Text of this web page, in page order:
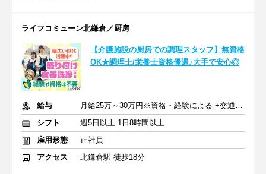
ライフコミューン北鎌倉／厨房
【介護施設の厨房での調理スタッフ】無資格
OK★調理士/栄養士資格優遇♪大手で安心◎
給与
月給25万～30万円※資格・経験による +交通費支給
シフト
週5日以上 1日8時間以上
雇用形態
正社員
アクセス
北鎌倉駅 徒歩18分